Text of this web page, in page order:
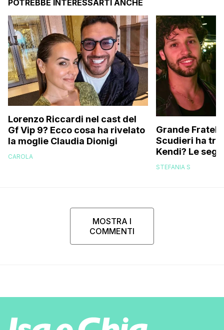
POTREBBE INTERESSARTI ANCHE
Lorenzo Riccardi nel cast del
Gf Vip 9? Ecco cosa ha rivelato
la moglie Claudia Dionigi
CAROLA
Grande
Scudieri ha
Kendi? Le
replica dell’ex
STEFANIA S
MOSTRA I
COMMENTI